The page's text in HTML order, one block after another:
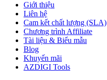
Giới thiệu
Liên hệ
Cam kết chất lượng (SLA)
Chương trình Affiliate
Tài liệu & Biểu mẫu
Blog
Khuyến mãi
AZDIGI Tools